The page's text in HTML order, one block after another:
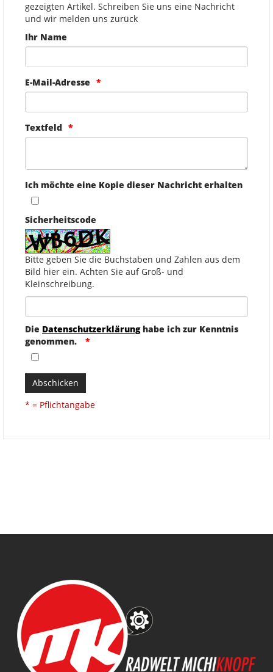
gezeigten Artikel. Schreiben Sie uns eine Nachricht
und wir melden uns zurück
Ihr Name
E-Mail-Adresse
Textfeld
Ich möchte eine Kopie dieser Nachricht erhalten
Sicherheitscode
Bitte geben Sie die Buchstaben und Zahlen aus dem
Bild hier ein. Achten Sie auf Groß- und
Kleinschreibung.
Die Datenschutzerklärunghabe ich zur Kenntnis
genommen.
Abschicken
* = Pflichtangabe